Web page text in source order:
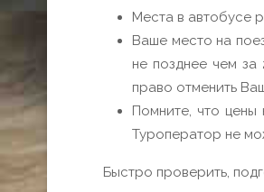
Места в автобусе
Ваше место на
не позднее чем за
право отменить
Помните, что цены
Туроператор не
Быстро проверить,